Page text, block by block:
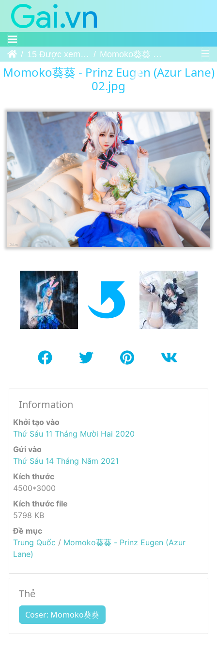
Trang chủ15 Được xem nhiều nhất Momoko葵葵 - Prinz Eugen (Azur Lane) 02
Momoko葵葵 - Prinz Eugen (Azur Lane)
02.jpg
Information
Khởi tạo vào
Thứ Sáu 11 Tháng Mười Hai 2020
Gửi vào
Thứ Sáu 14 Tháng Năm 2021
Kích thước
4500*3000
Kích thước file
5798 KB
Đề mục
Trung Quốc / Momoko葵葵 - Prinz Eugen (Azur
Lane)
Thẻ
Coser: Momoko葵葵